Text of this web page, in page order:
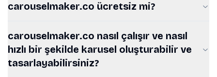
carouselmaker.co ücretsiz mi?
carouselmaker.co nasıl çalışır ve nasıl
hızlı bir şekilde karusel oluşturabilir ve
tasarlayabilirsiniz?